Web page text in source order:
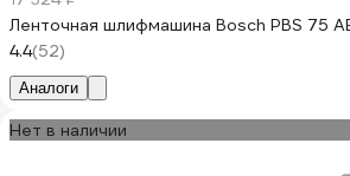
Ленточная шлифмашина Bosch PBS 75
4.4(52)
Аналоги
Нет в наличии